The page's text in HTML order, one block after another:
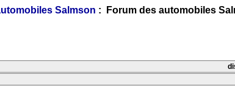
Salmson : Forum des automobiles